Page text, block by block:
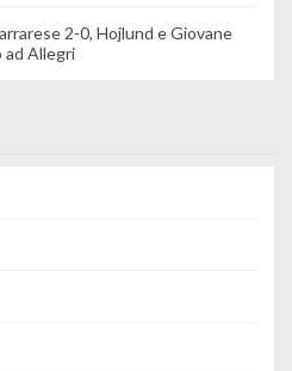
2-0, Hojlund e Giovane
ad Allegri